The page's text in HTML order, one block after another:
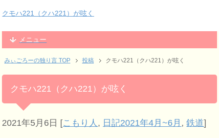
クモハ221（クハ221）が呟く
メニュー
みぃごろーの独り言 TOP 投稿 クモハ221（クハ221）が呟く
クモハ221（クハ221）が呟く
2021年5月6日 [こもり人 , 日記2021年4月~6月 ,鉄道]